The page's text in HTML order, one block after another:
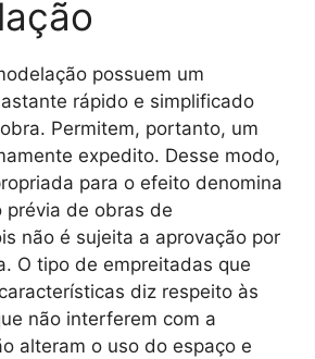
possuem um
rápido e simplificado
Permitem, portanto, um
expedito. Desse modo,
para o efeito denomina
prévia de obras de
não é sujeita a aprovação por
O tipo de empreitadas que
diz respeito às
não interferem com a
alteram o uso do espaço e